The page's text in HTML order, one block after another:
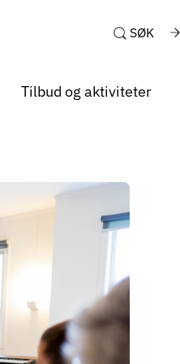
SØK
Tilbud og aktiviteter